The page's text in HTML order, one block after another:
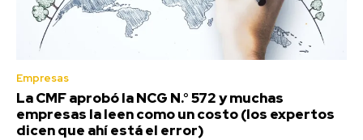
Empresas
La CMF aprobó la NCG N.° 572 y muchas
empresas la leen como un costo (los expertos
dicen que ahí está el error)